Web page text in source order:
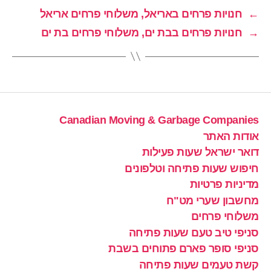
←
חנויות פרחים באריאל, משלוחי פרחים אריאל
→
חנויות פרחים בבת ים, משלוחי פרחים בת ים
Canadian Moving & Garbage Companies
אודות האתר
דואר ישראל שעות פעילות
חיפוש שעות פתיחה וטלפונים
מדיניות פרטיות
מחשבון שערי מט"ח
משלוחי פרחים
סניפי טיב טעם שעות פתיחה
סניפי סופר פארם פתוחים בשבת
קשת טעמים שעות פתיחה